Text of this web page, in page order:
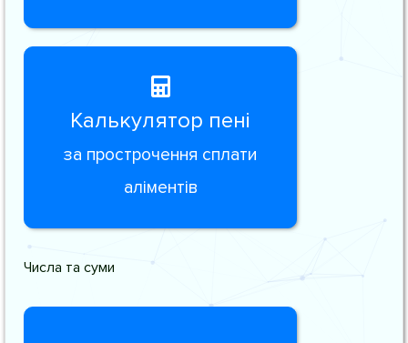
Калькулятор пені
за прострочення сплати
аліментів
Числа та суми